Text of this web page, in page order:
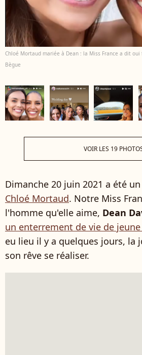
Chloé Mortaud mariée à Dean : la Miss France a dit
Bègue
VOIR LES 19
Dimanche 20 juin 2021 a été
Chloé Mortaud. Notre Miss
l'homme qu'elle aime, Dean
un enterrement de vie de
eu lieu il y a quelques jours, la
son rêve se réaliser.